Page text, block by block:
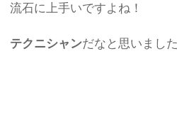
流石に上手いですよね！
テクニシャンだなと思いました